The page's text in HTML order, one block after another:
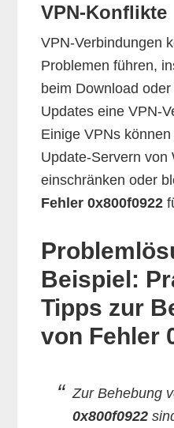
VPN-Konflikte
VPN-Verbindungen
Problemen führen,
beim Download
Updates eine VPN-
Einige VPNs
Update-Servern von
einschränken oder
Fehler 0x800f0922
Beispiel:
Tipps zur
von Fehler
Zur Behebung
0x800f0922